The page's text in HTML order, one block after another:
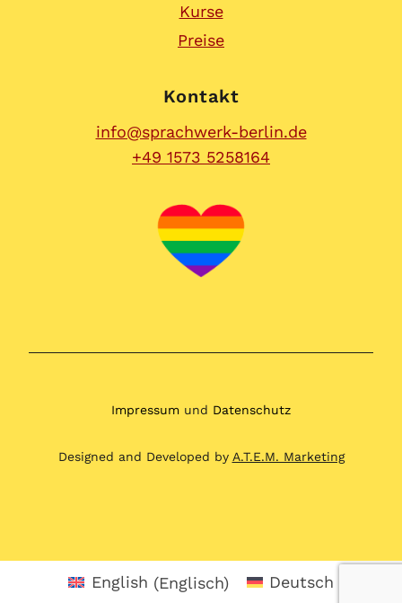
Kurse
Preise
Kontakt
info@sprachwerk-berlin.de
+49 1573 5258164
Impressum und Datenschutz
Designed and Developed by A.T.E.M. Marketing
English (Englisch) Deutsch